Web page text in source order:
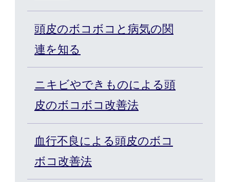
ウィッグ・サービス
エクステ・サービス
髪の悩みから探す
無料相談・お試し体験
頭皮のボコボコと病気の関
連を知る
ニキビやできものによる頭
皮のボコボコ改善法
血行不良による頭皮のボコ
ボコ改善法